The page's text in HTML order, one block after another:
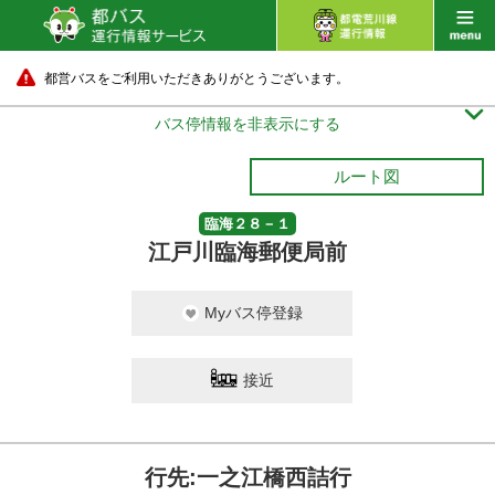
都営バスをご利用いただきありがとうございます。
バス停情報を非表示にする 
ルート図
臨海２８－１
江戸川臨海郵便局前
Myバス停登録
接近
行先:一之江橋西詰行